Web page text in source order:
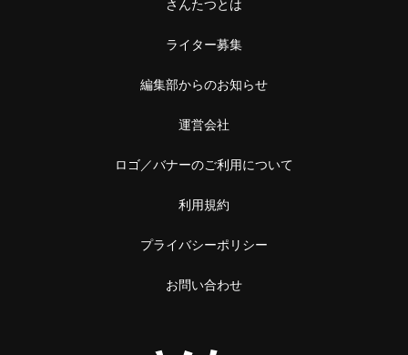
さんたつとは
ライター募集
編集部からのお知らせ
運営会社
ロゴ／バナーのご利用について
利用規約
プライバシーポリシー
お問い合わせ